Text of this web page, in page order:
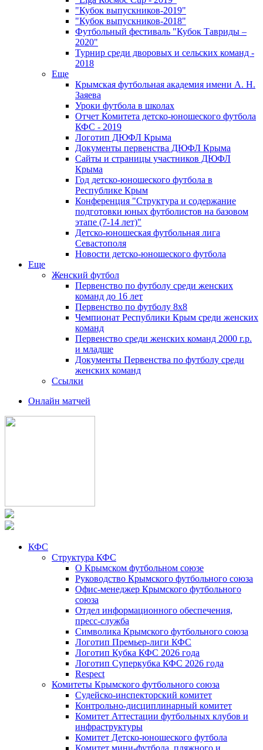
"Кубок выпускников-2019"
"Кубок выпускников-2018"
Футбольный фестиваль "Кубок Тавриды –
2020"
Турнир среди дворовых и сельских команд -
2018
Еще
Крымская футбольная академия имени А. Н.
Заяева
Уроки футбола в школах
Отчет Комитета детско-юношеского футбола
КФС - 2019
Логотип ДЮФЛ Крыма
Документы первенства ДЮФЛ Крыма
Сайты и страницы участников ДЮФЛ
Крыма
Год детско-юношеского футбола в
Республике Крым
Конференция "Структура и содержание
подготовки юных футболистов на базовом
этапе (7-14 лет)"
Детско-юношеская футбольная лига
Севастополя
Новости детско-юношеского футбола
Еще
Женский футбол
Первенство по футболу среди женских
команд до 16 лет
Первенство по футболу 8х8
Чемпионат Республики Крым среди женских
команд
Первенство среди женских команд 2000 г.р.
и младше
Документы Первенства по футболу среди
женских команд
Ссылки
Онлайн матчей
КФС
Структура КФС
О Крымском футбольном союзе
Руководство Крымского футбольного союза
Офис-менеджер Крымского футбольного
союза
Отдел информационного обеспечения,
пресс-служба
Символика Крымского футбольного союза
Логотип Премьер-лиги КФС
Логотип Кубка КФС 2026 года
Логотип Суперкубка КФС 2026 года
Respect
Комитеты Крымского футбольного союза
Судейско-инспекторский комитет
Контрольно-дисциплинарный комитет
Комитет Аттестации футбольных клубов и
инфраструктуры
Комитет Детско-юношеского футбола
Комитет мини-футбола, пляжного и